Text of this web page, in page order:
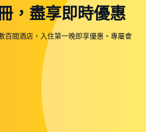
，盡享即時優惠
百間酒店，入住第一晚即享優惠。專屬會